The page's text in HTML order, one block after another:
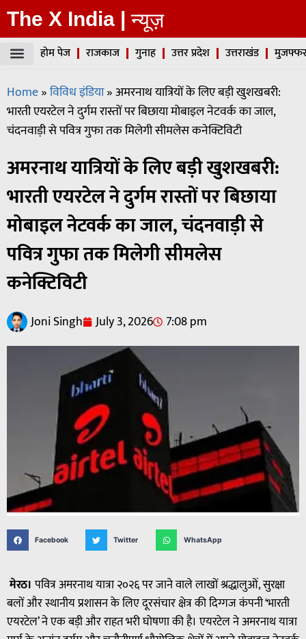
The X India | न्यूज़
होम पेज राजकाज गुनाह उत्तर प्रदेश उत्तराखंड
Home»विविध इंडिया»अमरनाथ यात्रियों के लिए बड़ी खुशखबरी:
भारती एयरटेल ने दुर्गम रास्तों पर बिछाया मोबाइल नेटवर्क का जाल,
चंदनवाड़ी से पवित्र गुफा तक मिलेगी सीमलेस कनेक्टिविटी
अमरनाथ यात्रियों के लिए बड़ी खुशखबरी:
भारती एयरटेल ने दुर्गम रास्तों पर बिछाया
मोबाइल नेटवर्क का जाल, चंदनवाड़ी से
पवित्र गुफा तक मिलेगी सीमलेस
कनेक्टिविटी
Joni Singh July 3, 2026 7:08 pm
Facebook Twitter WhatsApp
मेरठ।पवित्र अमरनाथ यात्रा २०२६ पर जाने वाले लाखों श्रद्धालुओं, सुरक्षा
बलों और स्थानीय प्रशासन के लिए दूरसंचार क्षेत्र की दिग्गज कंपनी ‘भारती
एयरटेल’ ने एक बड़ी और राहत भरी घोषणा की है। एयरटेल ने अमरनाथ यात्रा